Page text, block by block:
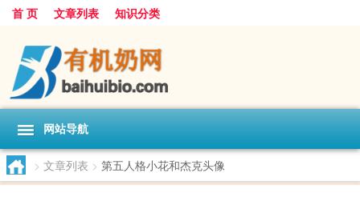
首 页 文章列表 知识分类
网站导航
> 文章列表 > 第五人格小花和杰克头像